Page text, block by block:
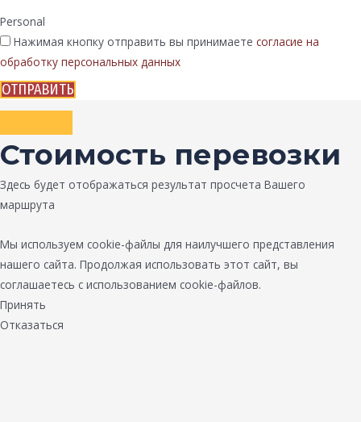
Personal
Нажимая кнопку отправить вы принимаете согласие на
обработку персональных данных
ОТПРАВИТЬ
Стоимость перевозки
Здесь будет отображаться результат просчета Вашего
маршрута
Мы используем cookie-файлы для наилучшего представления
нашего сайта. Продолжая использовать этот сайт, вы
соглашаетесь с использованием cookie-файлов.
Принять
Отказаться